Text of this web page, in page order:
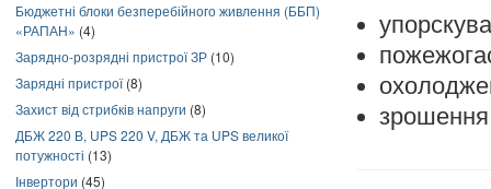
Бюджетні блоки безперебійного живлення (ББП)
«РАПАН» (4)
Зарядно-розрядні пристрої ЗР (10)
Зарядні пристрої(8)
Захист від стрибків напруги (8)
ДБЖ 220 В, UPS 220 V, ДБЖ та UPS великої
потужності (13)
Інвертори (45)
зрошення